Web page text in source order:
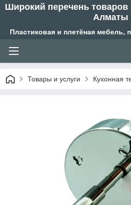
Широкий перечень
Алматы
Пластиковая и плетёная
Товары и услуги Кухонная